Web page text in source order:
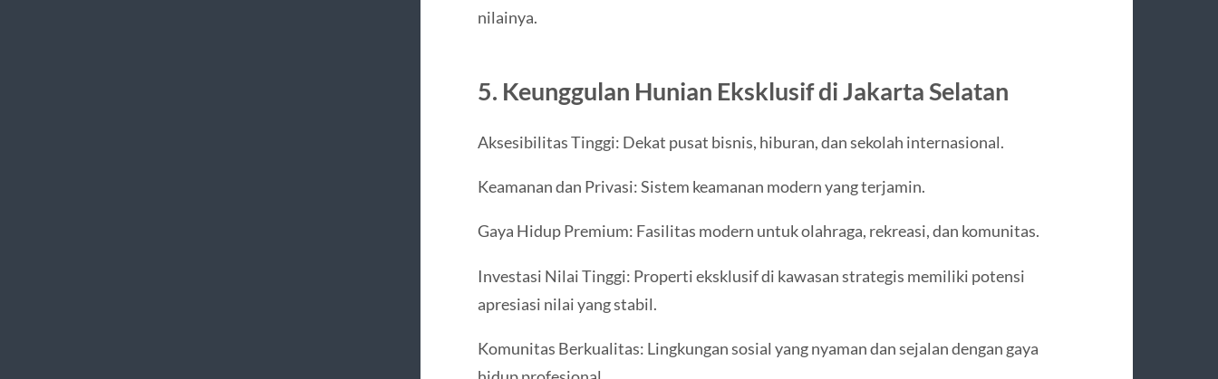
nilainya.
5. Keunggulan Hunian Eksklusif di Jakarta Selatan
Aksesibilitas Tinggi: Dekat pusat bisnis, hiburan, dan sekolah internasional.
Keamanan dan Privasi: Sistem keamanan modern yang terjamin.
Gaya Hidup Premium: Fasilitas modern untuk olahraga, rekreasi, dan komunitas.
Investasi Nilai Tinggi: Properti eksklusif di kawasan strategis memiliki potensi
apresiasi nilai yang stabil.
Komunitas Berkualitas: Lingkungan sosial yang nyaman dan sejalan dengan gaya